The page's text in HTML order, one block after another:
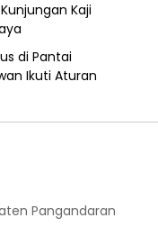
Kaji
di Pantai
Ikuti Aturan
Pangandaran